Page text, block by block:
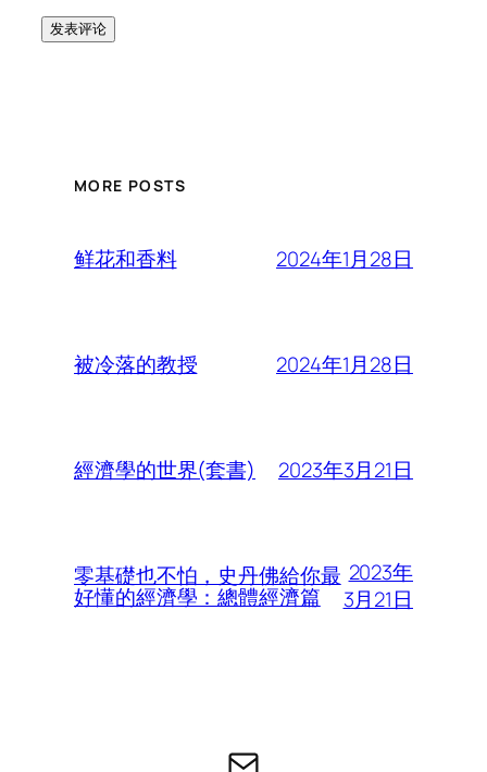
MORE POSTS
鲜花和香料 2024年1月28日
被冷落的教授 2024年1月28日
經濟學的世界(套書) 2023年3月21日
零基礎也不怕，史丹佛給你最
好懂的經濟學：總體經濟篇
2023年
3月21日